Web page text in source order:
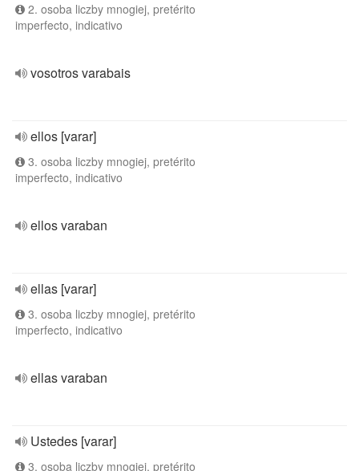
2. osoba liczby mnogiej, pretérito
imperfecto, indicativo
vosotros varabais
ellos [varar]
3. osoba liczby mnogiej, pretérito
imperfecto, indicativo
ellos varaban
ellas [varar]
3. osoba liczby mnogiej, pretérito
imperfecto, indicativo
ellas varaban
Ustedes [varar]
3. osoba liczby mnogiej, pretérito